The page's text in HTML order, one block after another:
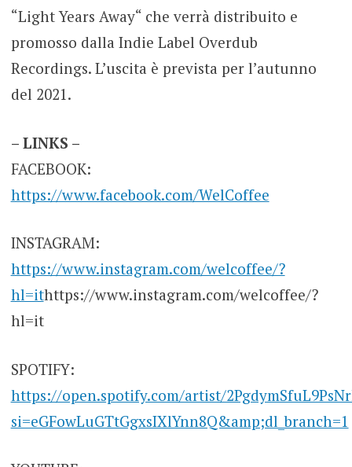
“Light Years Away“ che verrà distribuito e
promosso dalla Indie Label Overdub
Recordings. L’uscita è prevista per l’autunno
del 2021.
– LINKS –
FACEBOOK:
https://www.facebook.com/WelCoffee
INSTAGRAM:
https://www.instagram.com/welcoffee/?
hl=ithttps://www.instagram.com/welcoffee/?
hl=it
SPOTIFY:
https://open.spotify.com/artist/
si=eGFowLuGTtGgxsIXlYnn8Q&amp;dl_branch=1